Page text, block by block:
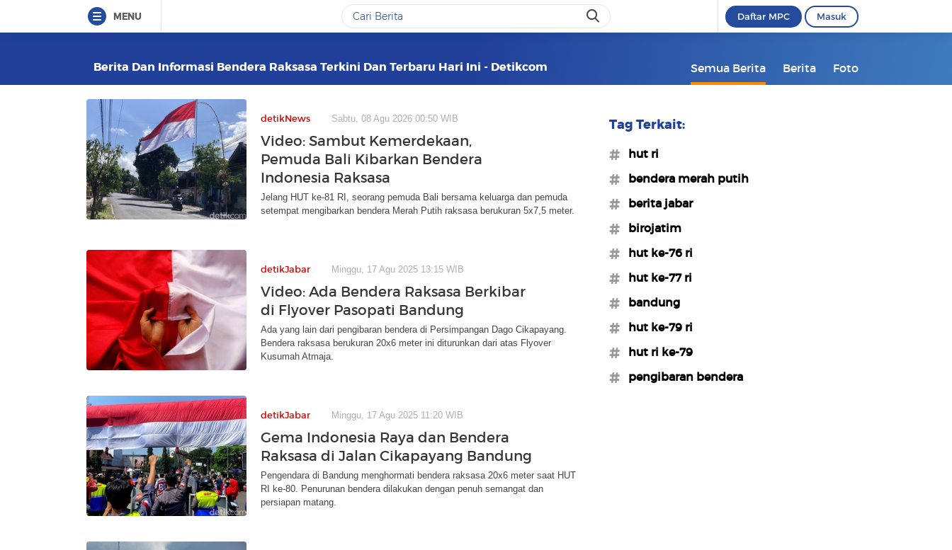
MENU Daftar MPC Masuk
Berita Dan Informasi Bendera Raksasa Terkini Dan Terbaru Hari Ini - Detikcom Semua Berita Berita Foto
detikNews Sabtu, 08 Agu 2026 00:50 WIB
Video: Sambut Kemerdekaan,
Pemuda Bali Kibarkan Bendera
Indonesia Raksasa
Jelang HUT ke-81 RI, seorang pemuda Bali bersama keluarga dan pemuda
setempat mengibarkan bendera Merah Putih raksasa berukuran 5x7,5 meter.
detikJabar Minggu, 17 Agu 2025 13:15 WIB
Video: Ada Bendera Raksasa Berkibar
di Flyover Pasopati Bandung
Ada yang lain dari pengibaran bendera di Persimpangan Dago Cikapayang.
Bendera raksasa berukuran 20x6 meter ini diturunkan dari atas Flyover
Kusumah Atmaja.
detikJabar Minggu, 17 Agu 2025 11:20 WIB
Gema Indonesia Raya dan Bendera
Raksasa di Jalan Cikapayang Bandung
Pengendara di Bandung menghormati bendera raksasa 20x6 meter saat HUT
RI ke-80. Penurunan bendera dilakukan dengan penuh semangat dan
persiapan matang.
Tag Terkait:
#hut ri
#bendera merah putih
#berita jabar
#birojatim
#hut ke-76 ri
#hut ke-77 ri
#bandung
#hut ke-79 ri
#hut ri ke-79
#pengibaran bendera